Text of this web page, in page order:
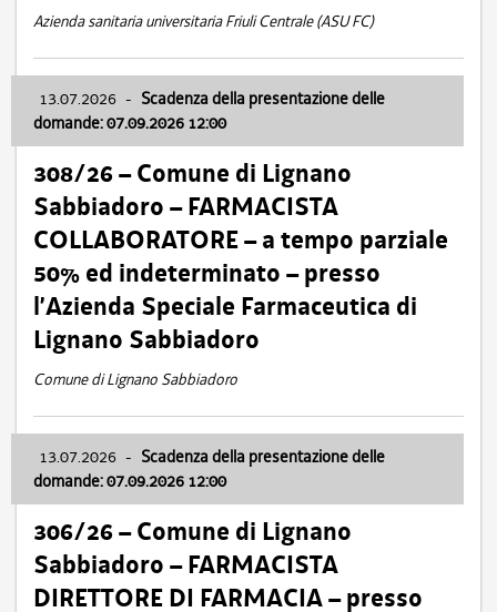
Azienda sanitaria universitaria Friuli Centrale (ASU FC)
13.07.2026 - Scadenza della presentazione delle
domande: 07.09.2026 12:00
308/26 – Comune di Lignano
Sabbiadoro – FARMACISTA
COLLABORATORE – a tempo parziale
50% ed indeterminato – presso
l’Azienda Speciale Farmaceutica di
Lignano Sabbiadoro
Comune di Lignano Sabbiadoro
13.07.2026 - Scadenza della presentazione delle
domande: 07.09.2026 12:00
306/26 – Comune di Lignano
Sabbiadoro – FARMACISTA
DIRETTORE DI FARMACIA – presso